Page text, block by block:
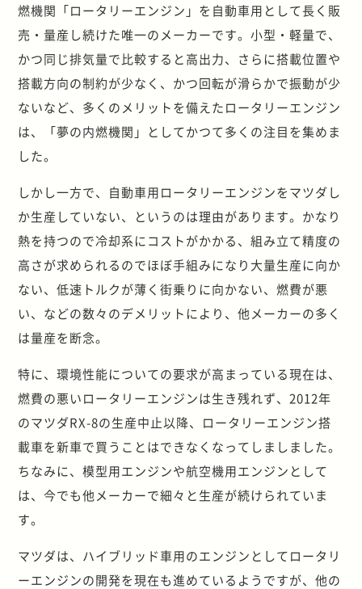
燃機関「ロータリーエンジン」を自動車用として長く販
売・量産し続けた唯一のメーカーです。小型・軽量で、
かつ同じ排気量で比較すると高出力、さらに搭載位置や
搭載方向の制約が少なく、かつ回転が滑らかで振動が少
ないなど、多くのメリットを備えたロータリーエンジン
は、「夢の内燃機関」としてかつて多くの注目を集めま
した。
しかし一方で、自動車用ロータリーエンジンをマツダし
か生産していない、というのは理由があります。かなり
熱を持つので冷却系にコストがかかる、組み立て精度の
高さが求められるのでほぼ手組みになり大量生産に向か
ない、低速トルクが薄く街乗りに向かない、燃費が悪
い、などの数々のデメリットにより、他メーカーの多く
は量産を断念。
特に、環境性能についての要求が高まっている現在は、
燃費の悪いロータリーエンジンは生き残れず、2012年
のマツダRX-8の生産中止以降、ロータリーエンジン搭
載車を新車で買うことはできなくなってしましました。
ちなみに、模型用エンジンや航空機用エンジンとして
は、今でも他メーカーで細々と生産が続けられていま
す。
マツダは、ハイブリッド車用のエンジンとしてロータリ
ーエンジンの開発を現在も進めているようですが、他の